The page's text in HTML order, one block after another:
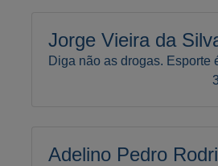
Jorge Vieira da
Diga não as drogas. Esporte
Adelino Pedro